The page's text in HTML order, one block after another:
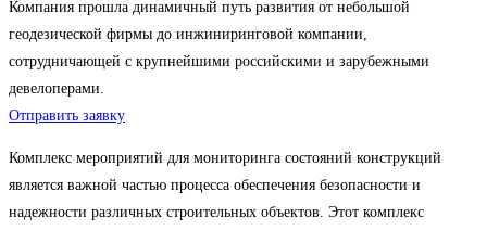
Компания прошла динамичный путь развития от небольшой
геодезической фирмы до инжиниринговой компании,
сотрудничающей с крупнейшими российскими и зарубежными
девелоперами.
Отправить заявку
Комплекс мероприятий для мониторинга состояний конструкций
является важной частью процесса обеспечения безопасности и
надежности различных строительных объектов. Этот комплекс